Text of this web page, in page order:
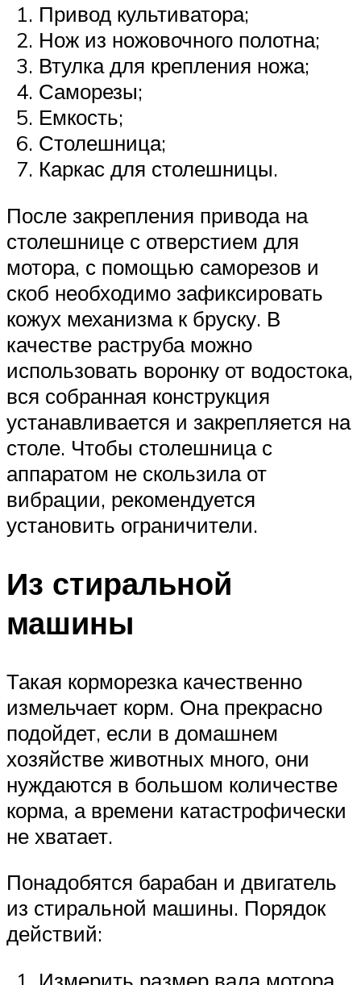
Привод культиватора;
Нож из ножовочного полотна;
Втулка для крепления ножа;
Саморезы;
Емкость;
Столешница;
Каркас для столешницы.
После закрепления привода на
столешнице с отверстием для
мотора, с помощью саморезов и
скоб необходимо зафиксировать
кожух механизма к бруску. В
качестве раструба можно
использовать воронку от водостока,
вся собранная конструкция
устанавливается и закрепляется на
столе. Чтобы столешница с
аппаратом не скользила от
вибрации, рекомендуется
установить ограничители.
Из стиральной
машины
Такая корморезка качественно
измельчает корм. Она прекрасно
подойдет, если в домашнем
хозяйстве животных много, они
нуждаются в большом количестве
корма, а времени катастрофически
не хватает.
Понадобятся барабан и двигатель
из стиральной машины. Порядок
действий: